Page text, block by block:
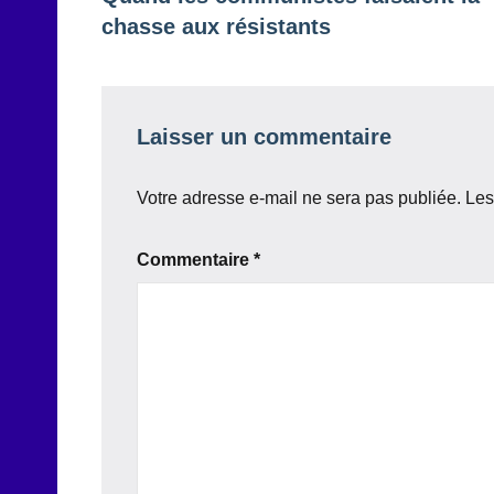
de
chasse aux résistants
Laisser un commentaire
Votre adresse e-mail ne sera pas publiée.
Commentaire *